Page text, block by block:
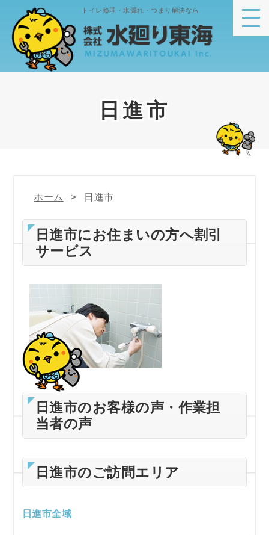
トイレ修理・水漏れ・つまり解決なら
日進市
ホーム 日進市
日進市にお住まいの方へ割引
サービス
日進市のお客様の声・作業担
当者の声
日進市のご訪問エリア
日進市全域